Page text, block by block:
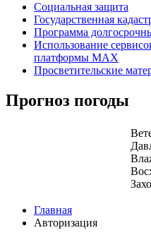
Социальная защита
Государственная
Программа
Использование
платформы MAX
Просветительские
Прогноз погоды
Главная
Авторизация